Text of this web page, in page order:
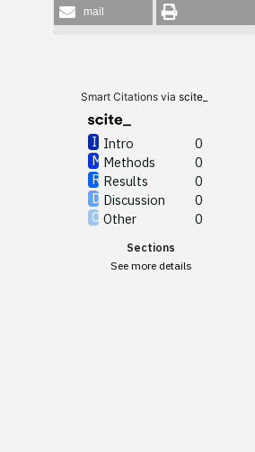
mail
Smart Citations via scite_
Intro
0
Methods
0
Results
0
Discussion
0
Other
0
Sections
See more details